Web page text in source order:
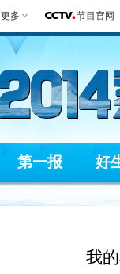
更多 节目官网
第一报 好
我